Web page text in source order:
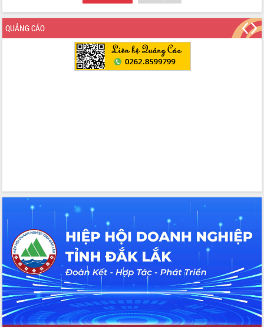
Phát huy vai trò của người có uy tín
Nông sản Tây Nguyên thu hút doanh
Công bố quyết định của Ban Thường
vụ Tỉnh ủy về công tác cán bộ.
Thủ tướng Phạm Minh Chính: Khẩn
trương tái thiết cuộc sống người dân
sau thiên tai
Tập trung nâng cao chất lượng, tổ
chức sản xuất sầu riêng theo hướng
bền vững
Đẩy nhanh công tác khắc phục, ổn
định đời sống Nhân dân sau bão số 13
Bí thư Tỉnh ủy Lương Nguyễn Minh
QUẢNG CÁO